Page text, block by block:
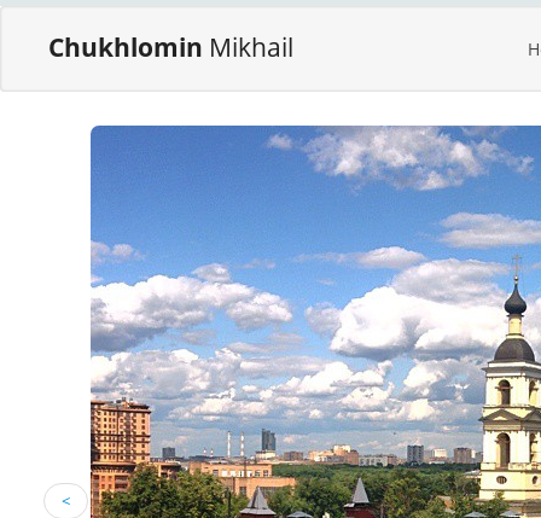
Chukhlomin Mikhail
<